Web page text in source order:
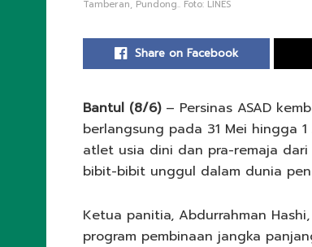
Tamberan, Pundong.. Foto: LINES
Share on Facebook
Bantul (8/6)– Persinas ASAD
berlangsung pada 31 Mei hingga
atlet usia dini dan pra-remaja
bibit-bibit unggul dalam dunia
Ketua panitia, Abdurrahman
program pembinaan jangka